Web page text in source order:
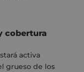
cobertura
activa
grueso de los